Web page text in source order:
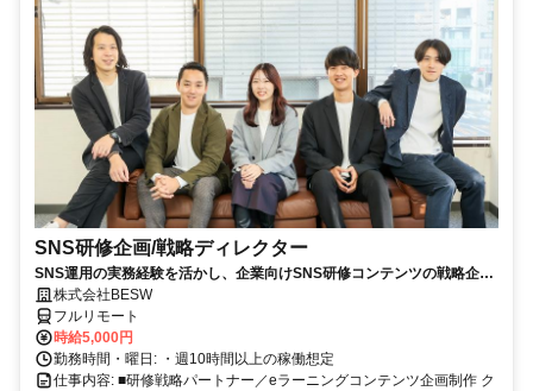
SNS研修企画/戦略ディレクター
SNS運用の実務経験を活かし、企業向けSNS研修コンテンツの戦略企
画・カリキュラム設計・監修を担う上流ポジションです。
株式会社BESW
フルリモート
時給5,000円
勤務時間・曜日: ・週10時間以上の稼働想定
仕事内容: ■研修戦略パートナー／eラーニングコンテンツ企画制作 ク